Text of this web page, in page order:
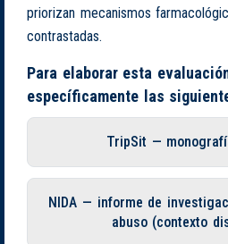
priorizan mecanismos
contrastadas.
Para elaborar esta
específicamente las
TripSit —
NIDA — informe de
abuso (contexto